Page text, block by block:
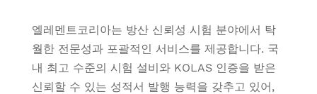
엘레멘트코리아는 방산 신뢰성 시험 분야에서 탁
월한 전문성과 포괄적인 서비스를 제공합니다. 국
내 최고 수준의 시험 설비와 KOLAS 인증을 받은
신뢰할 수 있는 성적서 발행 능력을 갖추고 있어,